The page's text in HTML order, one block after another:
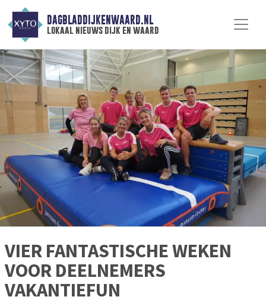
DAGBLADDIJKENWAARD.NL
lokaal nieuws dijk en waard
VIER FANTASTISCHE WEKEN
VOOR DEELNEMERS
VAKANTIEFUN